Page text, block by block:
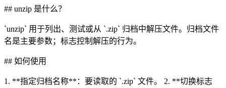
## unzip 是什么？
`unzip` 用于列出、测试或从 `.zip` 归档中解压文件。归档文件
名是主要参数；标志控制解压的行为。
## 如何使用
1. **指定归档名称**：要读取的 `.zip` 文件。 2. **切换标志